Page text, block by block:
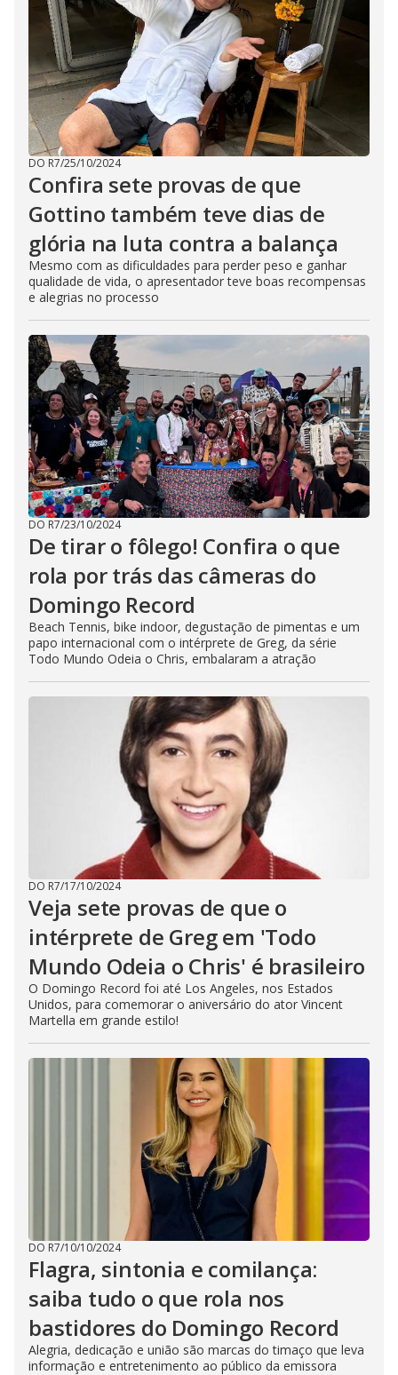
DO R7/25/10/2024
Confira sete provas de que
Gottino também teve dias de
glória na luta contra a balança
Mesmo com as dificuldades para perder peso e ganhar
qualidade de vida, o apresentador teve boas recompensas
e alegrias no processo
DO R7/23/10/2024
De tirar o fôlego! Confira o que
rola por trás das câmeras do
Domingo Record
Beach Tennis, bike indoor, degustação de pimentas e um
papo internacional com o intérprete de Greg, da série
Todo Mundo Odeia o Chris, embalaram a atração
DO R7/17/10/2024
Veja sete provas de que o
intérprete de Greg em 'Todo
Mundo Odeia o Chris' é brasileiro
O Domingo Record foi até Los Angeles, nos Estados
Unidos, para comemorar o aniversário do ator Vincent
Martella em grande estilo!
DO R7/10/10/2024
Flagra, sintonia e comilança:
saiba tudo o que rola nos
bastidores do Domingo Record
Alegria, dedicação e união são marcas do timaço que leva
informação e entretenimento ao público da emissora